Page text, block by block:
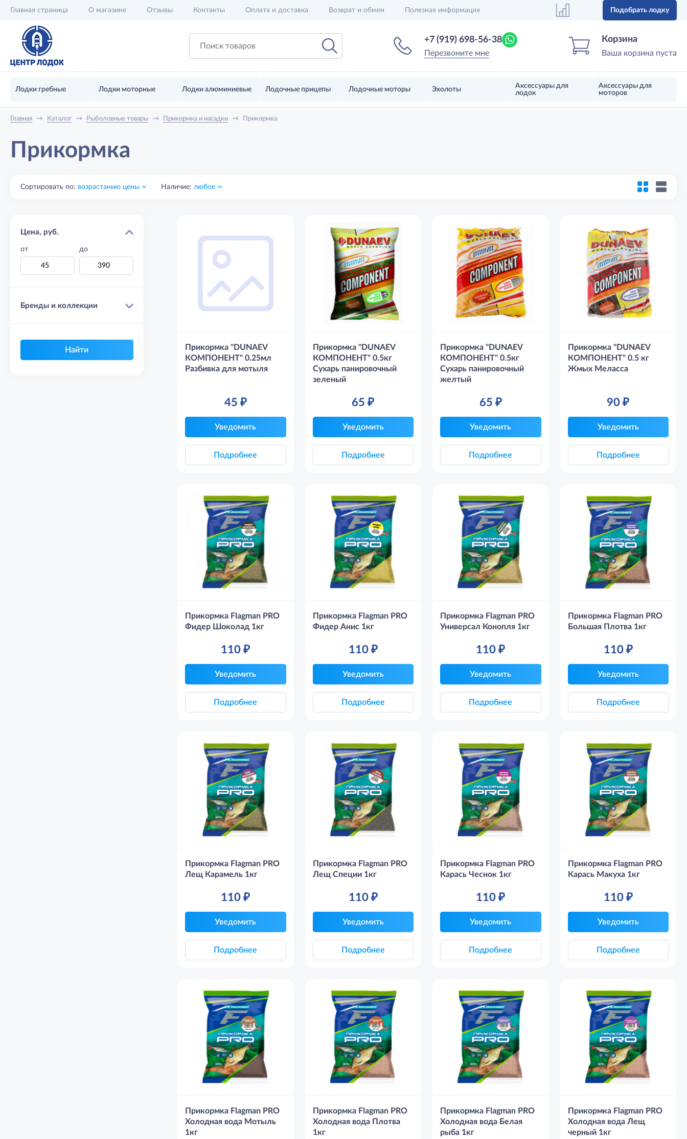
Главная страница О магазине Отзывы Контакты Оплата и доставка Возврат и обмен Полезная информация Подобрать лодку
Корзина
Ваша корзина пуста
+7 (919) 698-56-38
Перезвоните мне
Лодки гребные Лодки моторные Лодки алюминиевые Лодочные прицепы Лодочные моторы Эхолоты
Аксессуары для
лодок
Аксессуары для
моторов
Главная → Каталог → Рыболовные товары → Прикормка и насадки → Прикормка
Прикормка
Сортировать по: возрастанию цены Наличие: любое
Цена, руб.
от до
Бренды и коллекции
Прикормка "DUNAEV
КОМПОНЕНТ" 0.25мл
Разбивка для мотыля
45 ₽
Уведомить
Подробнее
Прикормка "DUNAEV
КОМПОНЕНТ" 0.5кг
Сухарь панировочный
зеленый
65 ₽
Уведомить
Подробнее
Прикормка "DUNAEV
КОМПОНЕНТ" 0.5кг
Сухарь панировочный
желтый
65 ₽
Уведомить
Подробнее
Прикормка "DUNAEV
КОМПОНЕНТ" 0.5 кг
Жмых Меласса
90 ₽
Уведомить
Подробнее
Прикормка Flagman PRO
Фидер Шоколад 1кг
110 ₽
Уведомить
Подробнее
Прикормка Flagman PRO
Фидер Анис 1кг
110₽
Уведомить
Подробнее
Прикормка Flagman PRO
Универсал Конопля 1кг
110 ₽
Уведомить
Подробнее
Прикормка Flagman PRO
Большая Плотва 1кг
110₽
Уведомить
Подробнее
Прикормка Flagman PRO
Лещ Карамель 1кг
110 ₽
Уведомить
Подробнее
Прикормка Flagman PRO
Лещ Специи 1кг
110₽
Уведомить
Подробнее
Прикормка Flagman PRO
Карась Чеснок 1кг
110 ₽
Уведомить
Подробнее
Прикормка Flagman PRO
Карась Макуха 1кг
110₽
Уведомить
Подробнее
Прикормка Flagman PRO
Холодная вода Мотыль
1кг
Прикормка Flagman PRO
Холодная вода Плотва
1кг
Прикормка Flagman PRO
Холодная вода Белая
рыба 1кг
Прикормка Flagman PRO
Холодная вода Лещ
черный 1кг